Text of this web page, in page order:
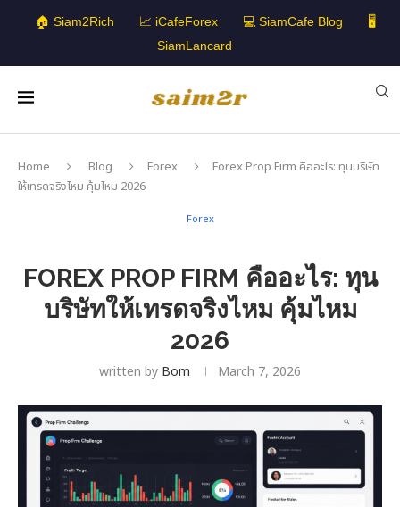
🏠 Siam2Rich 📈 iCafeForex 💻 SiamCafe Blog
🖥️
SiamLancard
Home Blog Forex
Forex Prop Firm คืออะไร: ทุนบริษัท
ให้เทรดจริงไหม คุ้มไหม 2026
Forex
FOREX PROP FIRM คืออะไร: ทุน
บริษัทให้เทรดจริงไหม คุ้มไหม
2026
written by Bom March 7, 2026